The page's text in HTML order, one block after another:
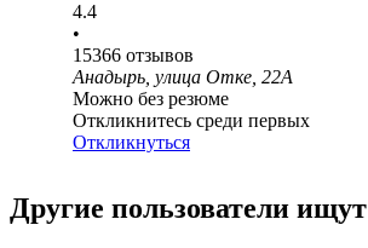
4.4
•
15366 отзывов
Анадырь, улица Отке, 22А
Можно без резюме
Откликнитесь среди первых
Откликнуться
Другие пользователи ищут